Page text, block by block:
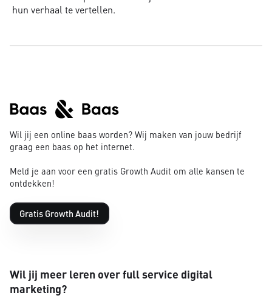
hun verhaal te vertellen.
Wil jij een online baas worden? Wij maken van jouw bedrijf
graag een baas op het internet.
Meld je aan voor een gratis Growth Audit om alle kansen te
ontdekken!
Gratis Growth Audit!
Wil jij meer leren over full service digital
marketing?